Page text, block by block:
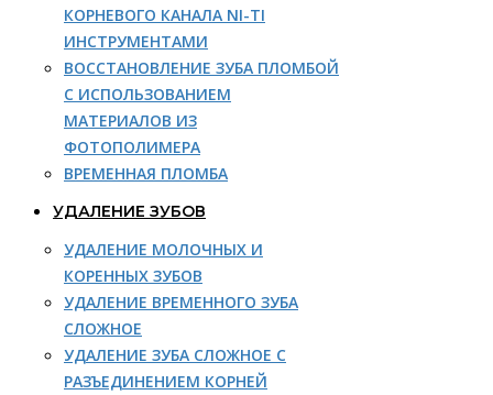
КОРНЕВОГО КАНАЛА NI-TI
ИНСТРУМЕНТАМИ
ВОССТАНОВЛЕНИЕ ЗУБА ПЛОМБОЙ
С ИСПОЛЬЗОВАНИЕМ
МАТЕРИАЛОВ ИЗ
ФОТОПОЛИМЕРА
ВРЕМЕННАЯ ПЛОМБА
УДАЛЕНИЕ ЗУБОВ
УДАЛЕНИЕ МОЛОЧНЫХ И
КОРЕННЫХ ЗУБОВ
УДАЛЕНИЕ ВРЕМЕННОГО ЗУБА
СЛОЖНОЕ
УДАЛЕНИЕ ЗУБА СЛОЖНОЕ С
РАЗЪЕДИНЕНИЕМ КОРНЕЙ